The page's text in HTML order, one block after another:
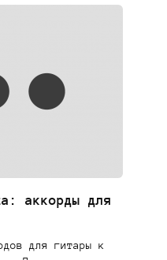
аккорды для
для гитары к